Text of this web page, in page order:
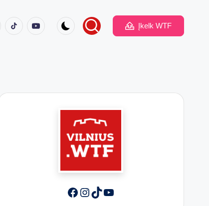
TikTokYoutube Įkelk WTF
Facebook
Instagram
TikTokYouTube